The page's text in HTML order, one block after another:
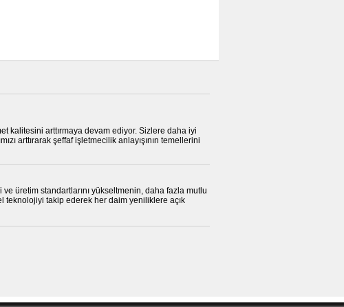
kalitesini arttırmaya devam ediyor. Sizlere daha iyi
arttırarak şeffaf işletmecilik anlayışının temellerini
üretim standartlarını yükseltmenin, daha fazla mutlu
teknolojiyi takip ederek her daim yeniliklere açık